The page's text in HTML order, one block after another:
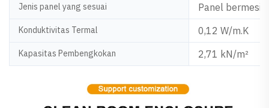
Jenis panel yang sesuai Panel
Konduktivitas Termal 0,12 W/m.K
Kapasitas Pembengkokan 2,71 kN/m²